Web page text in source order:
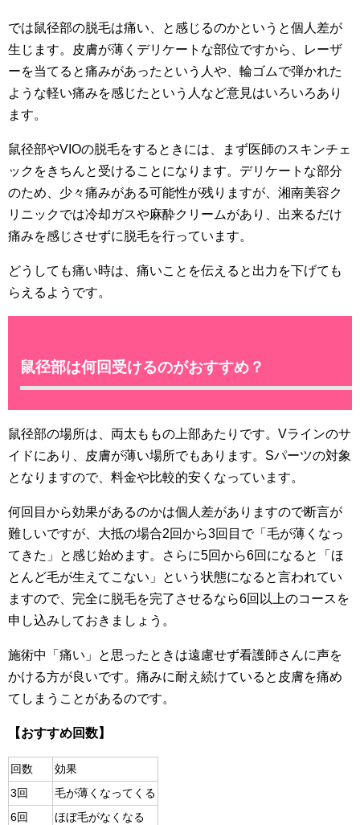
では鼠径部の脱毛は痛い、と感じるのかというと個人差が
生じます。皮膚が薄くデリケートな部位ですから、レーザ
ーを当てると痛みがあったという人や、輪ゴムで弾かれた
ような軽い痛みを感じたという人など意見はいろいろあり
ます。
鼠径部やVIOの脱毛をするときには、まず医師のスキンチェ
ックをきちんと受けることになります。デリケートな部分
のため、少々痛みがある可能性が残りますが、湘南美容ク
リニックでは冷却ガスや麻酔クリームがあり、出来るだけ
痛みを感じさせずに脱毛を行っています。
どうしても痛い時は、痛いことを伝えると出力を下げても
らえるようです。
鼠径部は何回受けるのがおすすめ？
鼠径部の場所は、両太ももの上部あたりです。Vラインのサ
イドにあり、皮膚が薄い場所でもあります。Sパーツの対象
となりますので、料金や比較的安くなっています。
何回目から効果があるのかは個人差がありますので断言が
難しいですが、大抵の場合2回から3回目で「毛が薄くなっ
てきた」と感じ始めます。さらに5回から6回になると「ほ
とんど毛が生えてこない」という状態になると言われてい
ますので、完全に脱毛を完了させるなら6回以上のコースを
申し込みしておきましょう。
施術中「痛い」と思ったときは遠慮せず看護師さんに声を
かける方が良いです。痛みに耐え続けていると皮膚を痛め
てしまうことがあるのです。
【おすすめ回数】
回数
効果
3回
毛が薄くなってくる
6回
ほぼ毛がなくなる